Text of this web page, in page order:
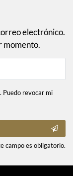
electrónico.
momento.
Puedo revocar mi
campo es obligatorio.